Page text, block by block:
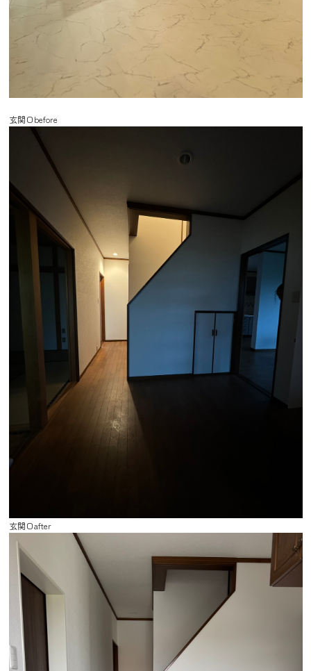
玄関口before
玄関口after